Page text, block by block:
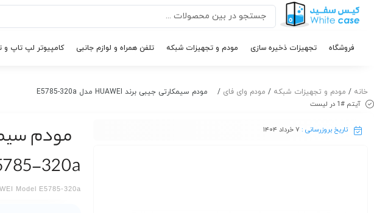
فروشگاه تجهیزات ذخیره سازی مودم و تجهیزات شبکه تلفن همراه و لوازم جانبی کامپیوتر لپ تاپ و
خانه / مودم و تجهیزات شبکه / مودم وای فای / مودم سیمکارتی جیبی برند HUAWEI مدل E5785-320a
آیتم #1 در لیست
تاریخ بروزرسانی :۷ خرداد ۱۴۰۴
320a
Model E5785-320a